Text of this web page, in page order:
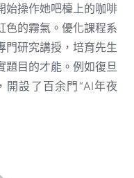
始操作她吧檯上的咖啡
色的霧氣。優化課程系
門研究講授，培育先生
題目的才能。例如復旦
設了百余門“AI年夜